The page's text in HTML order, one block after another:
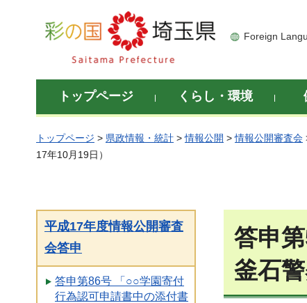
彩の国 埼玉県
Foreign
トップページ くらし・環境
トップページ > 県政情報・統計 >情報公開 >情報公開審査会
17年10月19日）
平成17年度情報公開審査
会答申
答申第86号 「○○学園寄付
行為認可申請書中の添付書
答申
釜石